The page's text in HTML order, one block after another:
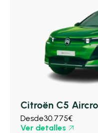
Citroën C5
Desde30.775€
Ver detalles